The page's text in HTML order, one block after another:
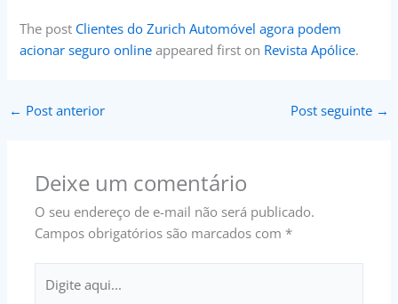
The post Clientes do Zurich Automóvel agora podem
acionar seguro online appeared first on Revista Apólice.
← Post anterior Post seguinte →
Deixe um comentário
O seu endereço de e-mail não será publicado.
Campos obrigatórios são marcados com *
aqui...